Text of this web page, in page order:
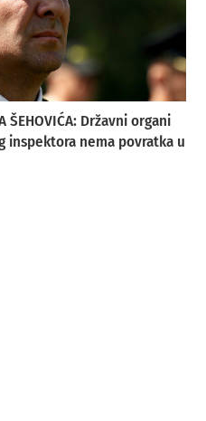
ŠEHOVIĆA: Državni organi
inspektora nema povratka u